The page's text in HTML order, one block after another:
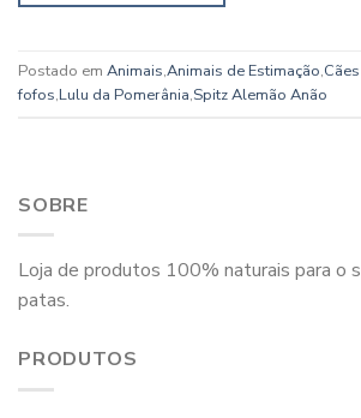
Postado em Animais,Animais de Estimação,Cães
fofos,Lulu da Pomerânia,Spitz Alemão Anão
SOBRE
Loja de produtos 100% naturais para o
patas.
PRODUTOS